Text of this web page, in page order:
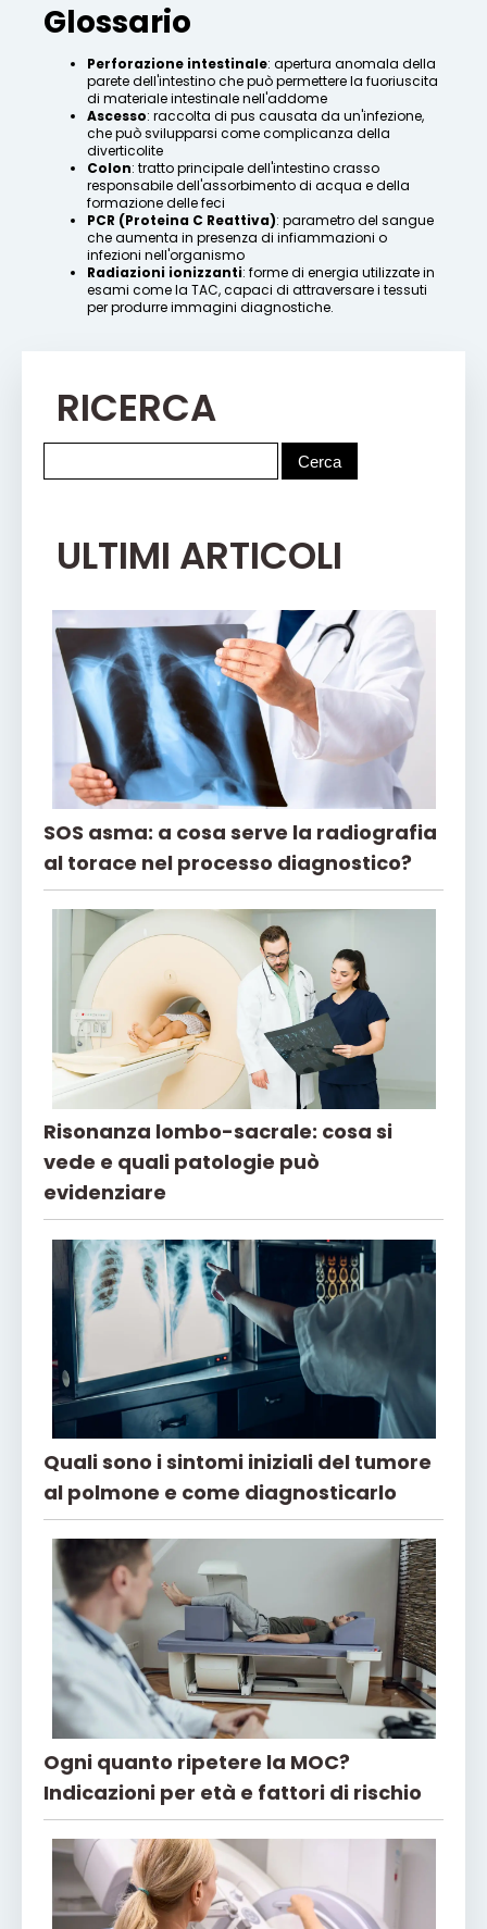
Glossario
Perforazione intestinale: apertura anomala della
parete dell'intestino che può permettere la fuoriuscita
di materiale intestinale nell'addome
Ascesso: raccolta di pus causata da un'infezione,
che può svilupparsi come complicanza della
diverticolite
Colon: tratto principale dell'intestino crasso
responsabile dell'assorbimento di acqua e della
formazione delle feci
PCR (Proteina C Reattiva): parametro del sangue
che aumenta in presenza di infiammazioni o
infezioni nell'organismo
Radiazioni ionizzanti: forme di energia utilizzate in
esami come la TAC, capaci di attraversare i tessuti
per produrre immagini diagnostiche.
RICERCA
ULTIMI ARTICOLI
SOS asma: a cosa serve la radiografia
al torace nel processo diagnostico?
Risonanza lombo-sacrale: cosa si
vede e quali patologie può
evidenziare
Quali sono i sintomi iniziali del tumore
al polmone e come diagnosticarlo
Ogni quanto ripetere la MOC?
Indicazioni per età e fattori di rischio